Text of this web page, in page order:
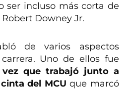
ser incluso más corta de
Downey Jr.
de varios aspectos
Uno de ellos fue
vez que trabajó junto a
del MCU que marcó